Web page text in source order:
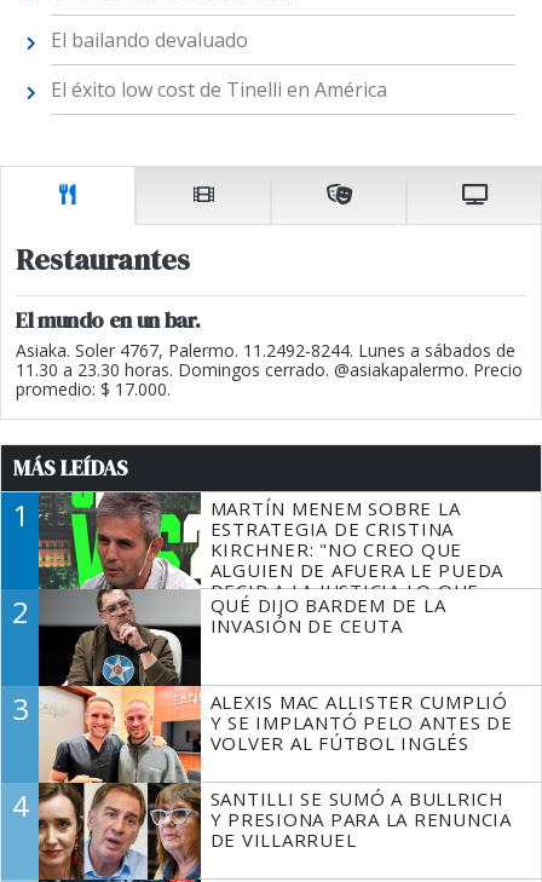
El bailando devaluado
El éxito low cost de Tinelli en América
Restaurantes
El mundo en un bar.
Asiaka. Soler 4767, Palermo. 11.2492-8244. Lunes a sábados de
11.30 a 23.30 horas. Domingos cerrado. @asiakapalermo. Precio
promedio: $ 17.000.
MÁS LEÍDAS
1
MARTÍN MENEM SOBRE LA
ESTRATEGIA DE CRISTINA
KIRCHNER: "NO CREO QUE
ALGUIEN DE AFUERA LE PUEDA
DECIR A LA JUSTICIA LO QUE
TIENE QUE HACER"
2
QUÉ DIJO BARDEM DE LA
INVASIÓN DE CEUTA
3
ALEXIS MAC ALLISTER CUMPLIÓ
Y SE IMPLANTÓ PELO ANTES DE
VOLVER AL FÚTBOL INGLÉS
4
SANTILLI SE SUMÓ A BULLRICH
Y PRESIONA PARA LA RENUNCIA
DE VILLARRUEL